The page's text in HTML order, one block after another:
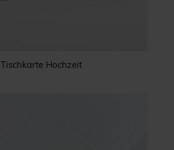
Tischkarte Hochzeit